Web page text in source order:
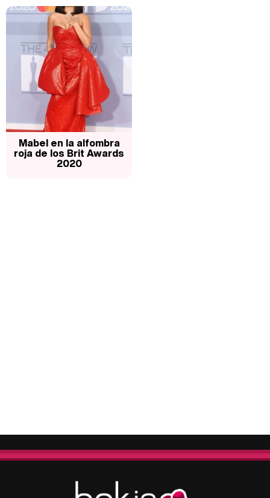
Mabel en la alfombra
roja de los Brit Awards
2020